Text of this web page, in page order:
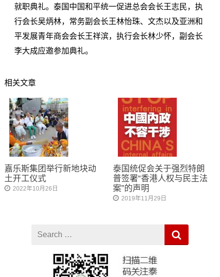
就职典礼。泰国中国和平统一促进总会会长王志民，执
行会长吴炳林，常务副会长王林怡珠、文杰以及亚洲和
平发展青年商会会长王祥滨，执行会长林少怀，副会长
李大成应邀参加典礼。
相关文章
嘉乐斯集团举行新地块动
土开工仪式
2022年10月26日
泰国统促会关于强烈特朗
普签署“香港人权与民主法
案”的声明
2019年11月29日
for